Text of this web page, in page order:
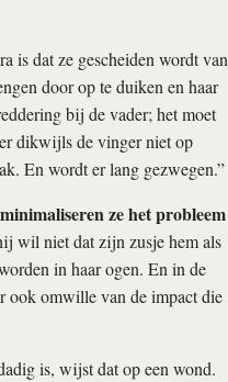
is dat ze gescheiden wordt van
door op te duiken en haar
bij de vader; het moet
dikwijls de vinger niet op
En wordt er lang gezwegen.”
ze het probleem
wil niet dat zijn zusje hem als
in haar ogen. En in de
ook omwille van de impact die
is, wijst dat op een wond.